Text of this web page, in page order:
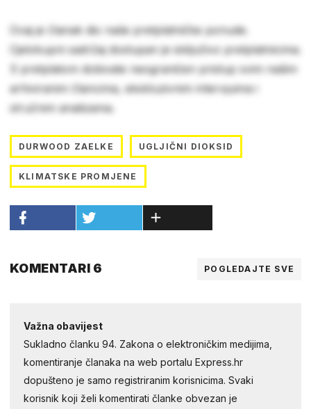
Ovaj je članak dio naše pretplatničke ponude.
Cjelokupni sadržaj dostupan je isključivo pretplatnicima.
S pretplatom dobivate neograničen pristup svim našim
arhiviranim člancima, ekskluzivnim intervjuima i
stručnim analizama.
DURWOOD ZAELKE UGLJIČNI DIOKSID
KLIMATSKE PROMJENE
KOMENTARI 6 POGLEDAJTE SVE
Važna obavijest
Sukladno članku 94. Zakona o elektroničkim medijima,
komentiranje članaka na web portalu Express.hr
dopušteno je samo registriranim korisnicima. Svaki
korisnik koji želi komentirati članke obvezan je